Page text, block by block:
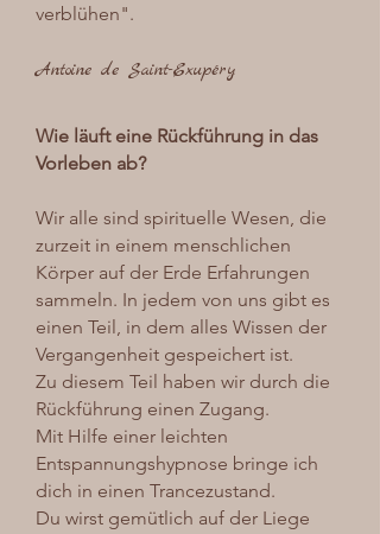
verblühen".
Antoine de Saint-Exupéry
Wie läuft eine Rückführung in das
Vorleben ab?
Wir alle sind spirituelle Wesen, die
zurzeit in einem menschlichen
Körper auf der Erde Erfahrungen
sammeln. In jedem von uns gibt es
einen Teil, in dem alles Wissen der
Vergangenheit gespeichert ist.
Zu diesem Teil haben wir durch die
Rückführung einen Zugang.
Mit Hilfe einer leichten
Entspannungshypnose bringe ich
dich in einen Trancezustand.
Du wirst gemütlich auf der Liege